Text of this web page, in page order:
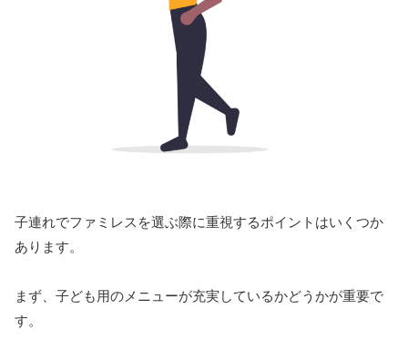
子連れでファミレスを選ぶ際に重視するポイントはいくつか
あります。
まず、子ども用のメニューが充実しているかどうかが重要で
す。